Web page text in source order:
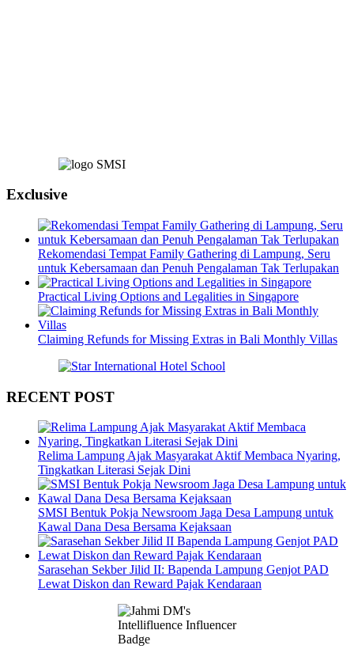
Exclusive
Rekomendasi Tempat Family Gathering di Lampung, Seru
untuk Kebersamaan dan Penuh Pengalaman Tak Terlupakan
Practical Living Options and Legalities in Singapore
Claiming Refunds for Missing Extras in Bali Monthly Villas
RECENT POST
Relima Lampung Ajak Masyarakat Aktif Membaca Nyaring,
Tingkatkan Literasi Sejak Dini
SMSI Bentuk Pokja Newsroom Jaga Desa Lampung untuk
Kawal Dana Desa Bersama Kejaksaan
Sarasehan Sekber Jilid II: Bapenda Lampung Genjot PAD
Lewat Diskon dan Reward Pajak Kendaraan